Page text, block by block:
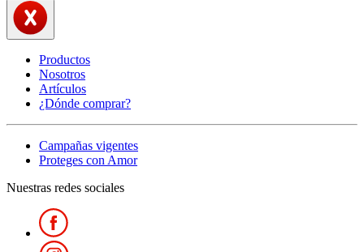
Productos
Nosotros
Artículos
¿Dónde comprar?
Campañas vigentes
Proteges con Amor
Nuestras redes sociales